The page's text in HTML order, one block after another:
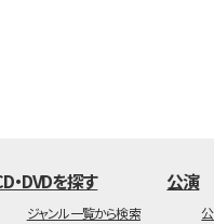
・DVDを探す
ジャンル一覧から検索
公演